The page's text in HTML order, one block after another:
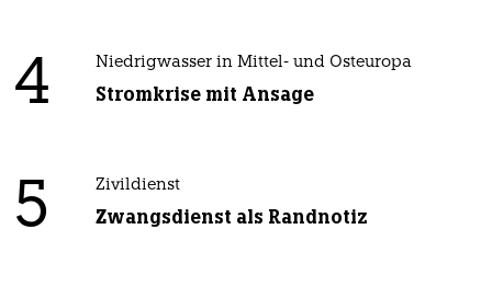
4 Niedrigwasser in Mittel- und Osteuropa
Stromkrise mit Ansage
5 Zivildienst
Zwangsdienst als Randnotiz